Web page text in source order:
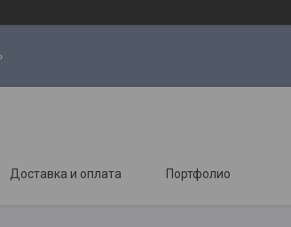
Доставка и оплата Портфолио